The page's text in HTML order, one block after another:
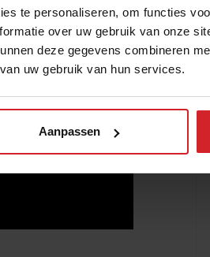
te personaliseren, om functies
over uw gebruik van onze
deze gegevens combineren
uw gebruik van hun services.
Aanpassen